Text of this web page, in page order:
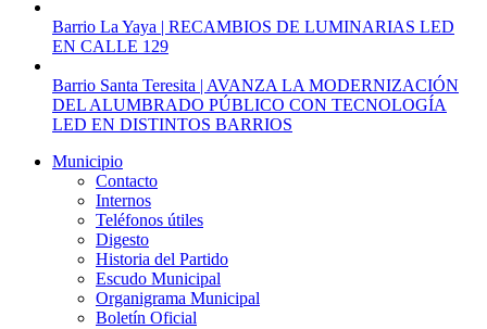
Barrio La Yaya | RECAMBIOS DE LUMINARIAS LED
EN CALLE 129
Barrio Santa Teresita | AVANZA LA MODERNIZACIÓN
DEL ALUMBRADO PÚBLICO CON TECNOLOGÍA
LED EN DISTINTOS BARRIOS
Municipio
Contacto
Internos
Teléfonos útiles
Digesto
Historia del Partido
Escudo Municipal
Organigrama Municipal
Boletín Oficial